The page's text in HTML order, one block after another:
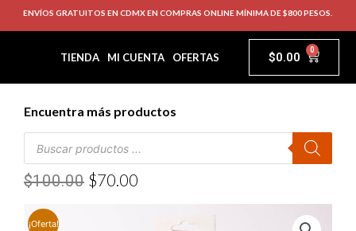
ENVÍOS GRATUITOS EN CDMX EN COMPRAS ONLINE MÍNIMA DE $800 PESOS.
TIENDA MI CUENTA OFERTAS $0.00 0
Encuentra más productos
$100.00 $70.00
¡Oferta!